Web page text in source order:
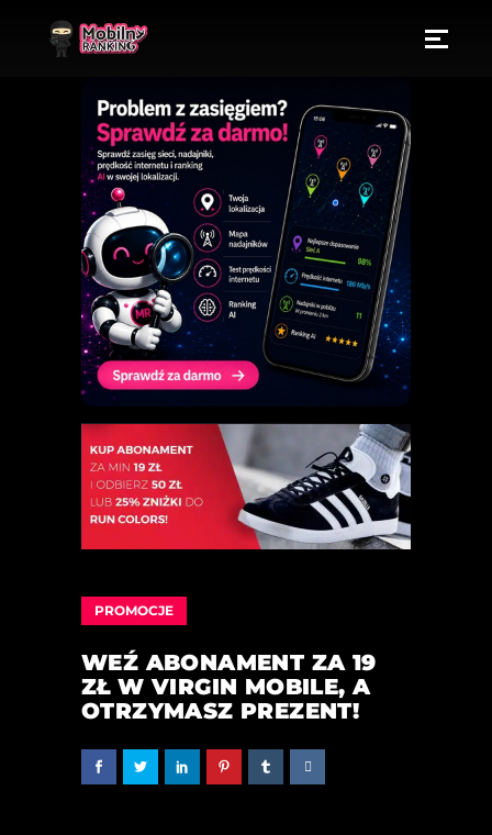
PROMOCJE
WEŹ ABONAMENT ZA 19
ZŁ W VIRGIN MOBILE, A
OTRZYMASZ PREZENT!